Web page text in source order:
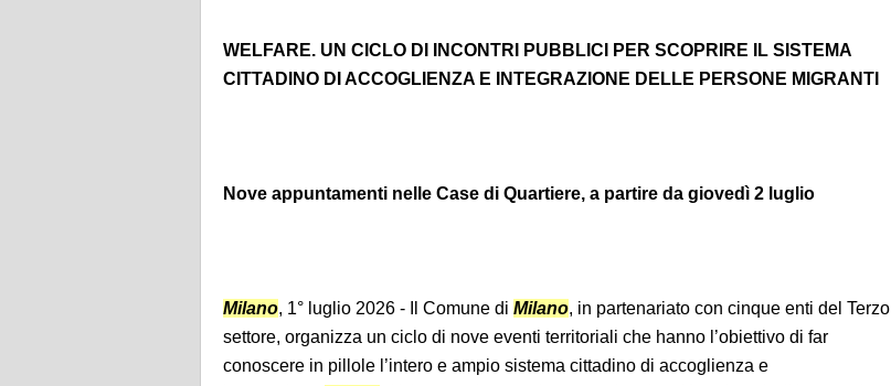
WELFARE. UN CICLO DI INCONTRI PUBBLICI PER SCOPRIRE IL SISTEMA
CITTADINO DI ACCOGLIENZA E INTEGRAZIONE DELLE PERSONE MIGRANTI
Nove appuntamenti nelle Case di Quartiere, a partire da giovedì 2 luglio
Milano, 1° luglio 2026 - Il Comune di Milano, in partenariato con cinque enti del Terzo
settore, organizza un ciclo di nove eventi territoriali che hanno l’obiettivo di far
conoscere in pillole l’intero e ampio sistema cittadino di accoglienza e